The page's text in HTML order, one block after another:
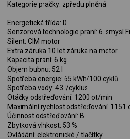
Kategorie pračky: zpředu plněná
Energetická třída: D
Senzorová technologie praní: 6. smysl
Silent: CIM motor
Extra záruka 10 let záruka na motor
Kapacita praní: 6 kg
Objem bubnu: 52 l
Spotřeba energie: 65 kWh/100 cyklů
Spotřeba vody: 43 l/cyklus
Otáčky odstřeďování: 1200 ot/min
Maximální rychlost odstřeďování: 1151
Účinnost odstřeďování: B
Zbytková vlhkost: 53 %
Ovládání: elektronické / tlačítky